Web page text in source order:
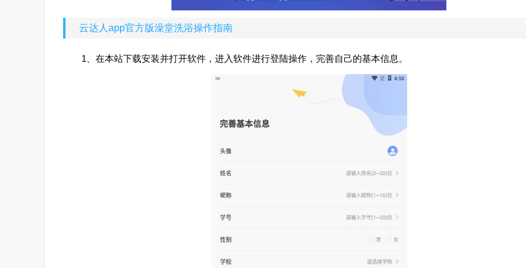
云达人app官方版澡堂洗浴操作指南
1、在本站下载安装并打开软件，进入软件进行登陆操作，完善自己的基本信息。